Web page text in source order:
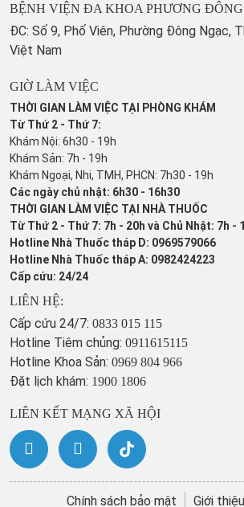
BỆNH VIỆN ĐA KHOA PHƯƠNG ĐÔNG
ĐC: Số 9, Phố Viên, Phường Đông Ngạc,
Việt Nam
GIỜ LÀM VIỆC
THỜI GIAN LÀM VIỆC TẠI PHÒNG KHÁM
Từ Thứ 2 - Thứ 7:
Khám Nội: 6h30 - 19h
Khám Sản: 7h - 19h
Khám Ngoại, Nhi, TMH, PHCN: 7h30 - 19h
Các ngày chủ nhật: 6h30 - 16h30
THỜI GIAN LÀM VIỆC TẠI NHÀ THUỐC
Từ Thứ 2 - Thứ 7: 7h - 20h và Chủ Nhật: 7h -
Hotline Nhà Thuốc tháp D: 0969579066
Hotline Nhà Thuốc tháp A: 0982424223
Cấp cứu: 24/24
LIÊN HỆ:
Cấp cứu 24/7: 0833 015 115
Hotline Tiêm chủng: 0911615115
Hotline Khoa Sản: 0969 804 966
Đặt lịch khám: 1900 1806
LIÊN KẾT MẠNG XÃ HỘI
Chính sách bảo mật Giới thiệu